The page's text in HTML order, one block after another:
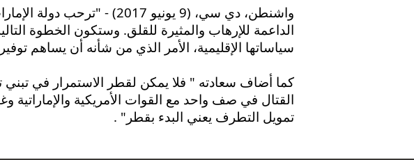
واشنطن، دي سي، (9 يونيو
الداعمة للإرهاب والمثيرة للقلق. وستكون الخطوة
سياساتها الإقليمية، الأمر الذي من شأنه أن يساهم
كما أضاف سعادته " فلا يمكن لقطر الاستمرار في تبني
القتال في صف واحد مع القوات الأمريكية
تمويل التطرف يعني البدء بقطر" .